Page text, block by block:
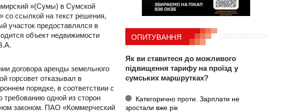
»(Сумы) в Сумской
со ссылкой на текст решения,
участок предоставлялся в
объект недвижимости
договора аренды земельного
горсовет отказывал в
порядке, в соответствии с
требованию одной из сторон
законом. ПАО «Коммерческий
ОПИТУВАННЯ
Як ви ставитеся до можливого
підвищення тарифу на проїзд у
сумських маршрутках?
Категорично проти. Зарплати не
зростали вже рік